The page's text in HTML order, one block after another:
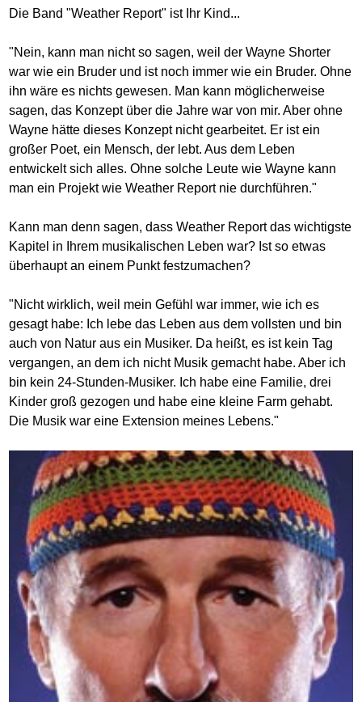
Die Band "Weather Report" ist Ihr Kind...
"Nein, kann man nicht so sagen, weil der Wayne Shorter
war wie ein Bruder und ist noch immer wie ein Bruder. Ohne
ihn wäre es nichts gewesen. Man kann möglicherweise
sagen, das Konzept über die Jahre war von mir. Aber ohne
Wayne hätte dieses Konzept nicht gearbeitet. Er ist ein
großer Poet, ein Mensch, der lebt. Aus dem Leben
entwickelt sich alles. Ohne solche Leute wie Wayne kann
man ein Projekt wie Weather Report nie durchführen."
Kann man denn sagen, dass Weather Report das wichtigste
Kapitel in Ihrem musikalischen Leben war? Ist so etwas
überhaupt an einem Punkt festzumachen?
"Nicht wirklich, weil mein Gefühl war immer, wie ich es
gesagt habe: Ich lebe das Leben aus dem vollsten und bin
auch von Natur aus ein Musiker. Da heißt, es ist kein Tag
vergangen, an dem ich nicht Musik gemacht habe. Aber ich
bin kein 24-Stunden-Musiker. Ich habe eine Familie, drei
Kinder groß gezogen und habe eine kleine Farm gehabt.
Die Musik war eine Extension meines Lebens."